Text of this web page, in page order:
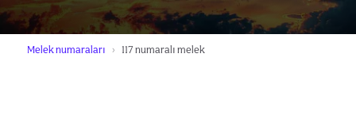
Melek numaraları 117 numaralı melek